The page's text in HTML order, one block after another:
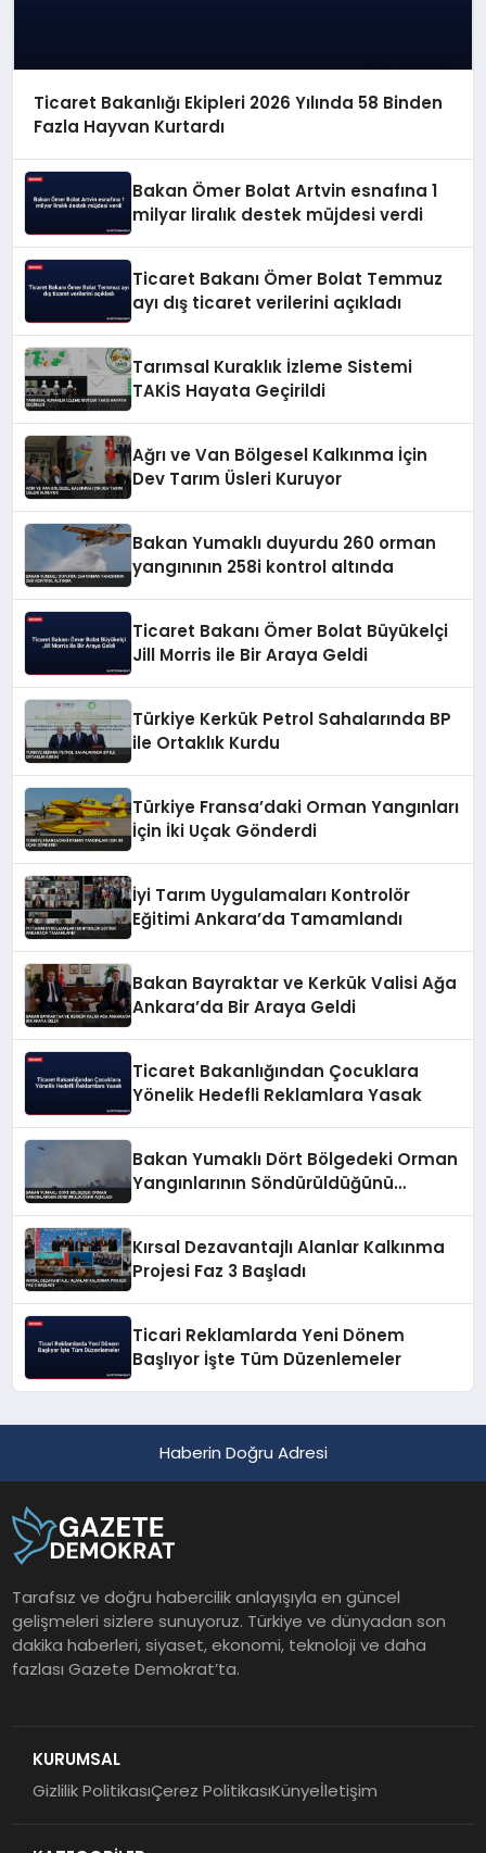
Ticaret Bakanlığı Ekipleri 2026 Yılında 58 Binden
Fazla Hayvan Kurtardı
Bakan Ömer Bolat Artvin esnafına 1
milyar liralık destek müjdesi verdi
Ticaret Bakanı Ömer Bolat Temmuz
ayı dış ticaret verilerini açıkladı
Tarımsal Kuraklık İzleme Sistemi
TAKİS Hayata Geçirildi
Ağrı ve Van Bölgesel Kalkınma İçin
Dev Tarım Üsleri Kuruyor
Bakan Yumaklı duyurdu 260 orman
yangınının 258i kontrol altında
Ticaret Bakanı Ömer Bolat Büyükelçi
Jill Morris ile Bir Araya Geldi
Türkiye Kerkük Petrol Sahalarında BP
ile Ortaklık Kurdu
Türkiye Fransa’daki Orman Yangınları
İçin İki Uçak Gönderdi
İyi Tarım Uygulamaları Kontrolör
Eğitimi Ankara’da Tamamlandı
Bakan Bayraktar ve Kerkük Valisi Ağa
Ankara’da Bir Araya Geldi
Ticaret Bakanlığından Çocuklara
Yönelik Hedefli Reklamlara Yasak
Bakan Yumaklı Dört Bölgedeki Orman
Yangınlarının Söndürüldüğünü
Kırsal Dezavantajlı Alanlar Kalkınma
Projesi Faz 3 Başladı
Ticari Reklamlarda Yeni Dönem
Başlıyor İşte Tüm Düzenlemeler
Haberin Doğru Adresi
Tarafsız ve doğru habercilik anlayışıyla en güncel
gelişmeleri sizlere sunuyoruz. Türkiye ve dünyadan son
dakika haberleri, siyaset, ekonomi, teknoloji ve daha
fazlası Gazete Demokrat’ta.
KURUMSAL
Gizlilik PolitikasıÇerez PolitikasıKünyeİletişim